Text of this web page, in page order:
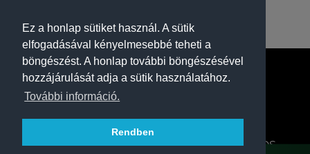
Ez a honlap sütiket használ. A sütik
elfogadásával kényelmesebbé teheti a
böngészést. A honlap további böngészésével
hozzájárulását adja a sütik használatához.
További információ.
Rendben
A FERENCVÁROSI TORNA CLUB HIVATALOS